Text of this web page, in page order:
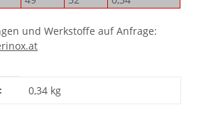
und Werkstoffe auf Anfrage:
0,34 kg